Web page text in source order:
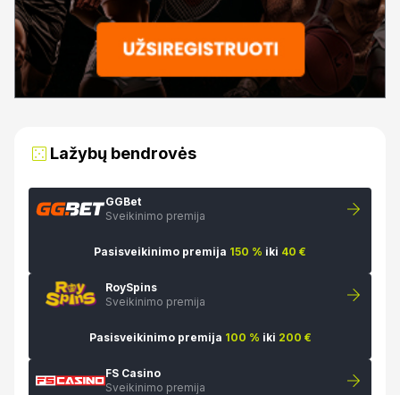
Lažybų bendrovės
GGBet
Sveikinimo premija
Pasisveikinimo premija 150 % iki 40 €
RoySpins
Sveikinimo premija
Pasisveikinimo premija 100 % iki 200 €
FS Casino
Sveikinimo premija